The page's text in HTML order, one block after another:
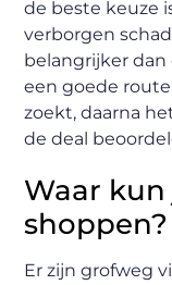
de beste keuze
verborgen
belangrijker dan
een goede
zoekt, daarna
de deal
Waar
shoppen?
Er zijn grofweg